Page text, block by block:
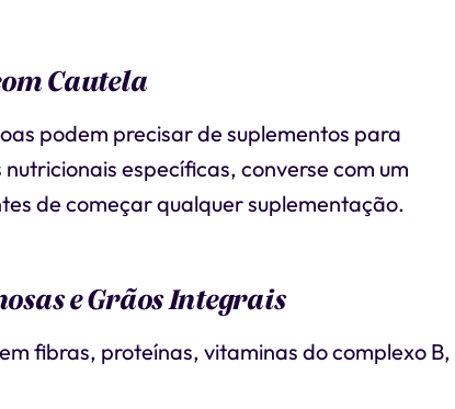
Cautela
podem precisar de suplementos para
específicas, converse com um
de começar qualquer suplementação.
e Grãos Integrais
fibras, proteínas, vitaminas do complexo B,